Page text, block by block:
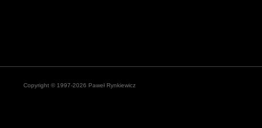
Copyright © 1997-2026 Paweł Rynkiewicz